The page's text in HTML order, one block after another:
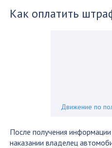
Как оплатить
Движение по
После получения
наказании владелец